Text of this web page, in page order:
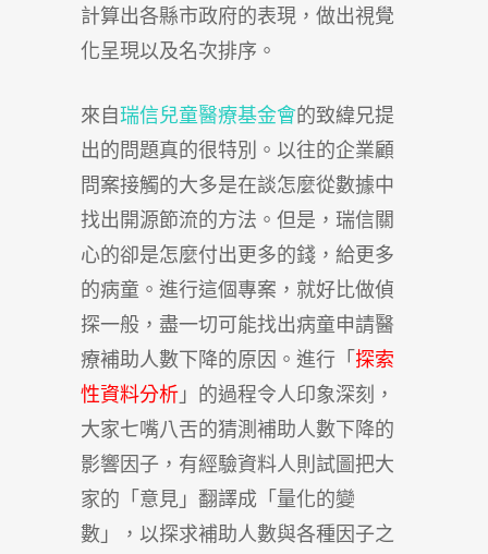
計算出各縣市政府的表現，做出視覺
化呈現以及名次排序。
來自瑞信兒童醫療基金會的致緯兄提
出的問題真的很特別。以往的企業顧
問案接觸的大多是在談怎麼從數據中
找出開源節流的方法。但是，瑞信關
心的卻是怎麼付出更多的錢，給更多
的病童。進行這個專案，就好比做偵
探一般，盡一切可能找出病童申請醫
療補助人數下降的原因。進行「探索
性資料分析 」的過程令人印象深刻，
大家七嘴八舌的猜測補助人數下降的
影響因子，有經驗資料人則試圖把大
家的「意見」翻譯成「量化的變
數」，以探求補助人數與各種因子之